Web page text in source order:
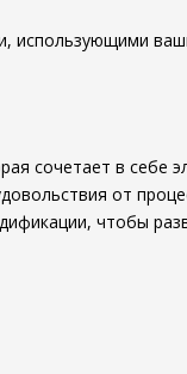
использующими
сочетает в себе
от
чтобы